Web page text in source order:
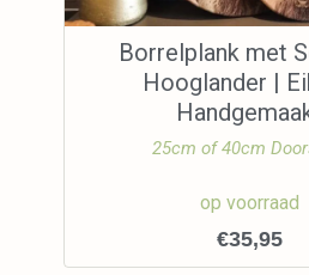
Borrelplank met
Hooglander |
25cm of 40cm
op voorraad
€35,95